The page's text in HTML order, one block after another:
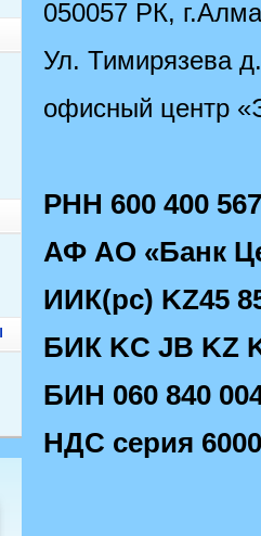
050057 РК,
Ул. Тимирязева
офисный центр
РНН 600 400
АФ АО «Банк
ИИК(рс) KZ45
БИК KC JB KZ
БИН 060 840
НДС серия